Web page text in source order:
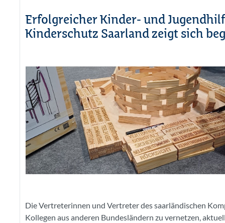
Erfolgreicher Kinder- und
Kinderschutz Saarland zeigt sich
Die Vertreterinnen und Vertreter des saarländischen
Kollegen aus anderen Bundesländern zu vernetzen,